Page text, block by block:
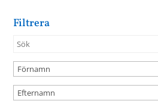
Filtrera